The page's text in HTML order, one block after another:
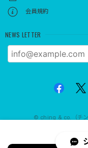
会員規約
NEWS LETTER
© ching & co.（チン